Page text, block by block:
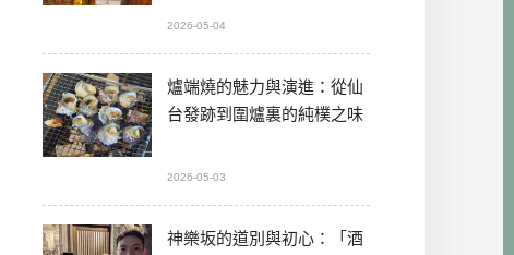
2026-05-04
爐端燒的魅力與演進：從仙
台發跡到圍爐裏的純樸之味
2026-05-03
神樂坂的道別與初心：「酒